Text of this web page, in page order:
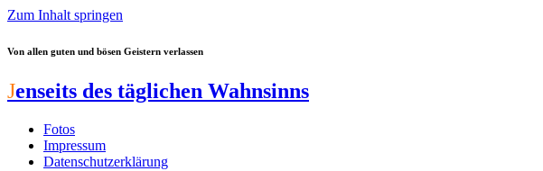
Zum Inhalt springen
Von allen guten und bösen Geistern verlassen
Jenseits des täglichen Wahnsinns
Fotos
Impressum
Datenschutzerklärung